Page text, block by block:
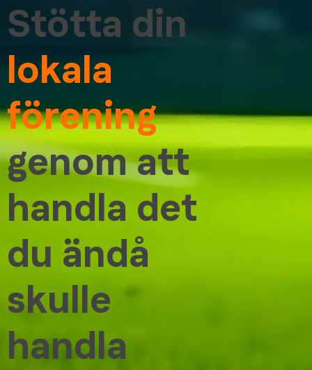
Stötta din
lokala
förening
genom att
handla det
du ändå
skulle
handla